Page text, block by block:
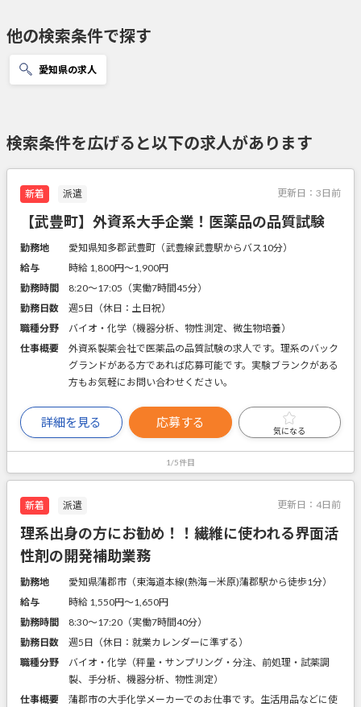
他の検索条件で探す
愛知県の求人
検索条件を広げると以下の求人があります
新着 派遣 更新日： 3日前
【武豊町】外資系大手企業！医薬品の品質試験
勤務地
愛知県知多郡武豊町（武豊線武豊駅からバス10分）
給与
時給 1,800円〜1,900円
勤務時間
8:20～17:05（実働7時間45分）
勤務日数
週5日（休日：土日祝）
職種分野
バイオ・化学（機器分析、物性測定、微生物培養）
仕事概要
外資系製薬会社で医薬品の品質試験の求人です。理系のバック
グランドがある方であれば応募可能です。実験ブランクがある
方もお気軽にお問い合わせください。
詳細を見る 応募する
気になる
1/5件目
新着 派遣 更新日： 4日前
理系出身の方にお勧め！！繊維に使われる界面活
性剤の開発補助業務
勤務地
愛知県蒲郡市（東海道本線(熱海－米原)蒲郡駅から徒歩1分）
給与
時給 1,550円〜1,650円
勤務時間
8:30～17:20（実働7時間40分）
勤務日数
週5日（休日：就業カレンダーに準ずる）
職種分野
バイオ・化学（秤量・サンプリング・分注、前処理・試薬調
製、手分析、機器分析、物性測定）
仕事概要
蒲郡市の大手化学メーカーでのお仕事です。生活用品などに使